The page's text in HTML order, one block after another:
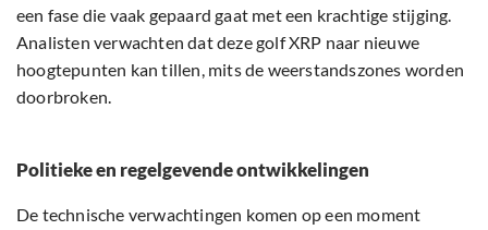
een fase die vaak gepaard gaat met een krachtige stijging.
Analisten verwachten dat deze golf XRP naar nieuwe
hoogtepunten kan tillen, mits de weerstandszones worden
doorbroken.
Politieke en regelgevende ontwikkelingen
De technische verwachtingen komen op een moment